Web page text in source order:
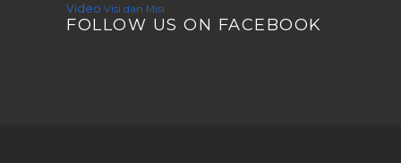
Video Visi dan Misi
FOLLOW US ON FACEBOOK